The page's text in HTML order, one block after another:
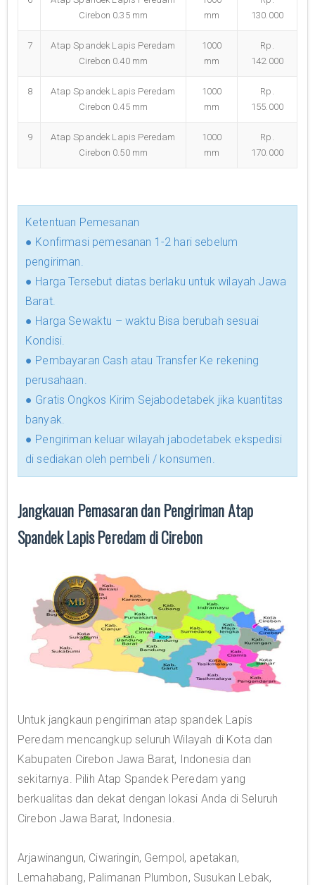
Cirebon 0.35 mm
mm
130.000
7
Atap Spandek Lapis Peredam
Cirebon 0.40 mm
1000
mm
Rp.
142.000
8
Atap Spandek Lapis Peredam
Cirebon 0.45 mm
1000
mm
Rp.
155.000
9
Atap Spandek Lapis Peredam
Cirebon 0.50 mm
1000
mm
Rp.
170.000
Ketentuan Pemesanan
● Konfirmasi pemesanan 1-2 hari sebelum
pengiriman.
● Harga Tersebut diatas berlaku untuk wilayah Jawa
Barat.
● Harga Sewaktu – waktu Bisa berubah sesuai
Kondisi.
● Pembayaran Cash atau Transfer Ke rekening
perusahaan.
● Gratis Ongkos Kirim Sejabodetabek jika kuantitas
banyak.
● Pengiriman keluar wilayah jabodetabek ekspedisi
di sediakan oleh pembeli / konsumen.
Jangkauan Pemasaran dan Pengiriman Atap
Spandek Lapis Peredam di Cirebon
Untuk jangkaun pengiriman atap spandek Lapis
Peredam mencangkup seluruh Wilayah di Kota dan
Kabupaten Cirebon Jawa Barat, Indonesia dan
sekitarnya. Pilih Atap Spandek Peredam yang
berkualitas dan dekat dengan lokasi Anda di Seluruh
Cirebon Jawa Barat, Indonesia.
Arjawinangun, Ciwaringin, Gempol, apetakan,
Lemahabang, Palimanan Plumbon, Susukan Lebak,